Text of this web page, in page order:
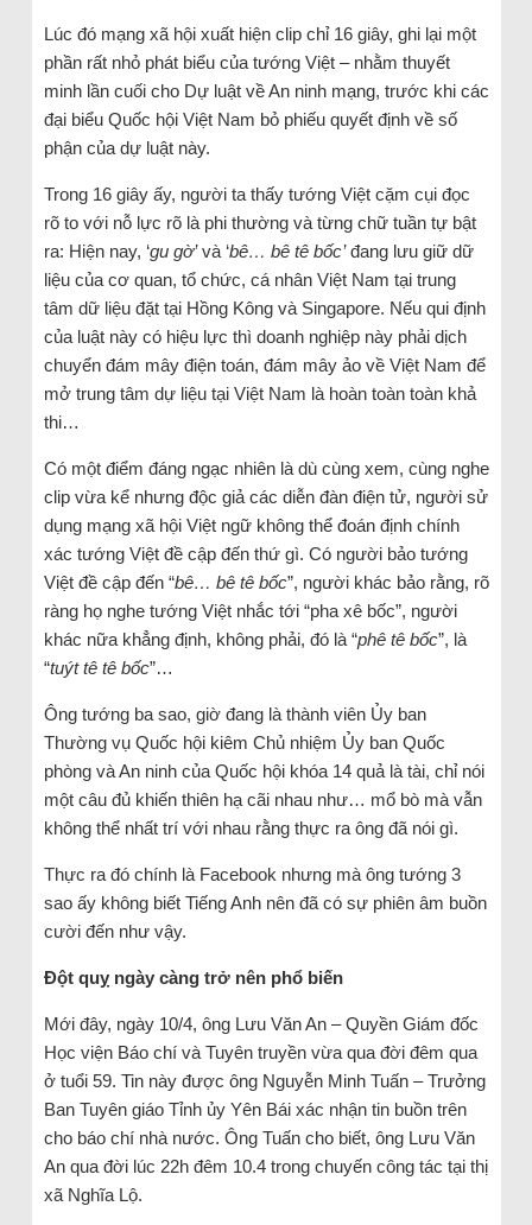
Lúc đó mạng xã hội xuất hiện clip chỉ 16 giây, ghi lại một
phần rất nhỏ phát biểu của tướng Việt – nhằm thuyết
minh lần cuối cho Dự luật về An ninh mạng, trước khi các
đại biểu Quốc hội Việt Nam bỏ phiếu quyết định về số
phận của dự luật này.
Trong 16 giây ấy, người ta thấy tướng Việt cặm cụi đọc
rõ to với nỗ lực rõ là phi thường và từng chữ tuần tự bật
ra: Hiện nay, ‘gu gờ’và ‘bê… bê tê bốc’đang lưu giữ dữ
liệu của cơ quan, tổ chức, cá nhân Việt Nam tại trung
tâm dữ liệu đặt tại Hồng Kông và Singapore. Nếu qui định
của luật này có hiệu lực thì doanh nghiệp này phải dịch
chuyển đám mây điện toán, đám mây ảo về Việt Nam để
mở trung tâm dự liệu tại Việt Nam là hoàn toàn toàn khả
thi…
Có một điểm đáng ngạc nhiên là dù cùng xem, cùng nghe
clip vừa kể nhưng độc giả các diễn đàn điện tử, người sử
dụng mạng xã hội Việt ngữ không thể đoán định chính
xác tướng Việt đề cập đến thứ gì. Có người bảo tướng
Việt đề cập đến “bê… bê tê bốc”, người khác bảo rằng, rõ
ràng họ nghe tướng Việt nhắc tới “pha xê bốc”, người
khác nữa khẳng định, không phải, đó là “phê tê bốc”, là
“tuýt tê tê bốc”…
Ông tướng ba sao, giờ đang là thành viên Ủy ban
Thường vụ Quốc hội kiêm Chủ nhiệm Ủy ban Quốc
phòng và An ninh của Quốc hội khóa 14 quả là tài, chỉ nói
một câu đủ khiến thiên hạ cãi nhau như… mổ bò mà vẫn
không thể nhất trí với nhau rằng thực ra ông đã nói gì.
Thực ra đó chính là Facebook nhưng mà ông tướng 3
sao ấy không biết Tiếng Anh nên đã có sự phiên âm buồn
cười đến như vậy.
Đột quỵ ngày càng trở nên phổ biến
Mới đây, ngày 10/4, ông Lưu Văn An – Quyền Giám đốc
Học viện Báo chí và Tuyên truyền vừa qua đời đêm qua
ở tuổi 59. Tin này được ông Nguyễn Minh Tuấn – Trưởng
Ban Tuyên giáo Tỉnh ủy Yên Bái xác nhận tin buồn trên
cho báo chí nhà nước. Ông Tuấn cho biết, ông Lưu Văn
An qua đời lúc 22h đêm 10.4 trong chuyến công tác tại thị
xã Nghĩa Lộ.